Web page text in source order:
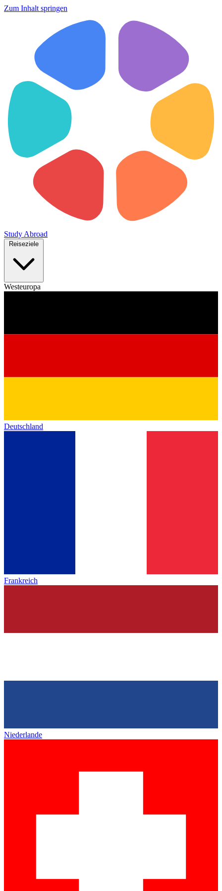
Zum Inhalt springen
Study Abroad
Westeuropa
Deutschland
Frankreich
Niederlande